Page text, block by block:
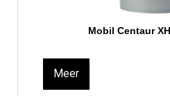
Mobil Centaur
Meer